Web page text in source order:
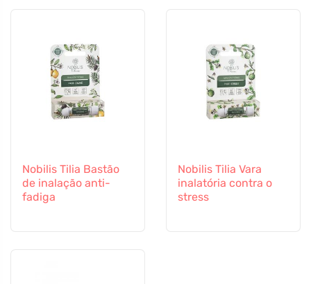
Nobilis Tilia Bastão
de inalação anti-
fadiga
Nobilis Tilia Vara
inalatória contra o
stress